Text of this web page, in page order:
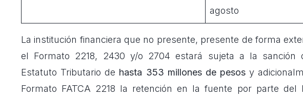
agosto
La institución financiera que no presente, presente de forma
el Formato 2218, 2430 y/o 2704 estará sujeta a la sanción
Estatuto Tributario de hasta 353 millones de pesos y
Formato FATCA 2218 la retención en la fuente por parte del